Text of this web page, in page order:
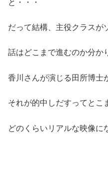
と・・・
だって結構、主役クラスが
話はどこまで進むのか分か
香川さんが演じる田所博士
それが的中しだすってとこ
どのくらいリアルな映像に